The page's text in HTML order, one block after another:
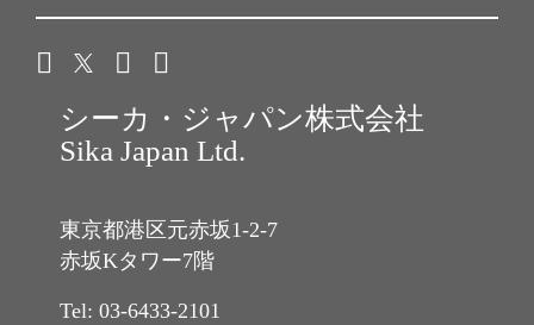
シーカ・ジャパン株式会社
Sika Japan Ltd.
東京都港区元赤坂1-2-7
赤坂Kタワー7階
Tel: 03-6433-2101